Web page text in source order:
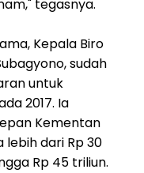
tegasnya.
Kepala Biro
sudah
untuk
2017. Ia
Kementan
dari Rp 30
Rp 45 triliun.